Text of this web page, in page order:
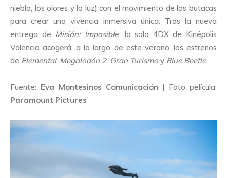
niebla, los olores y la luz) con el movimiento de las butacas
para crear una vivencia inmersiva única. Tras la nueva
entrega de Misión: Imposible, la sala 4DX de Kinépolis
Valencia acogerá, a lo largo de este verano, los estrenos
de Elemental, Megalodón 2, Gran Turismo y Blue Beetle.
Fuente: Eva Montesinos Comunicación | Foto película:
Paramount Pictures